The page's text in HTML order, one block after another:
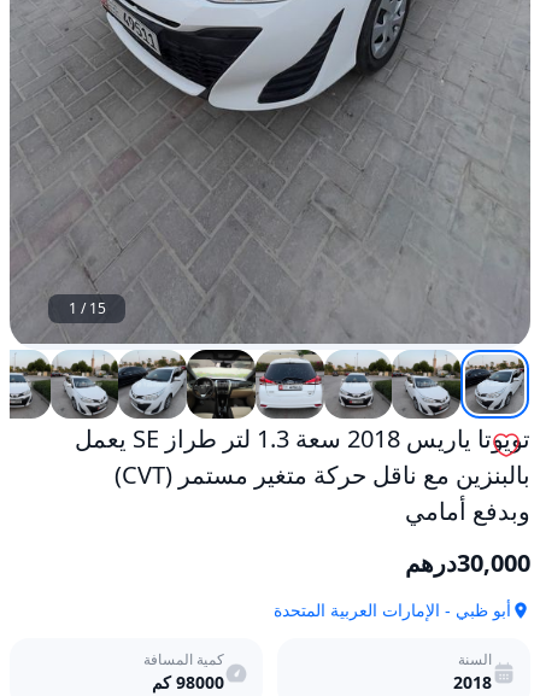
1 /15
تويوتا ياريس 2018 سعة 1.3 لتر طراز SE يعمل
بالبنزين مع ناقل حركة متغير مستمر (CVT)
وبدفع أمامي
30,000درهم
أبو ظبي - الإمارات العربية المتحدة
السنة
2018
كمية المسافة
98000كم